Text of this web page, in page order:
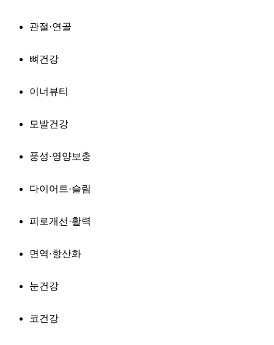
관절·연골
뼈건강
이너뷰티
모발건강
풍성·영양보충
다이어트·슬림
피로개선·활력
면역·항산화
눈건강
코건강